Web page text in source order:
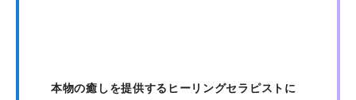
本物の癒しを提供するヒーリングセラピストに